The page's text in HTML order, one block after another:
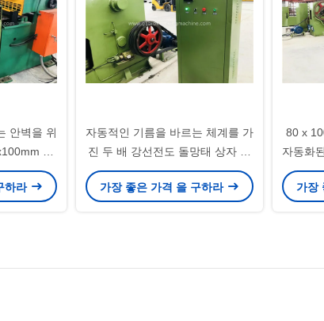
안벽을 위
매
공합니다
하라
자동적인 기름을 바르는 체계를 가
진 두 배 강선전도 돌망태 상자 기
계 LNWL43-100-2
가장 좋은 가격 을 구하라
80 x
자동화
가장